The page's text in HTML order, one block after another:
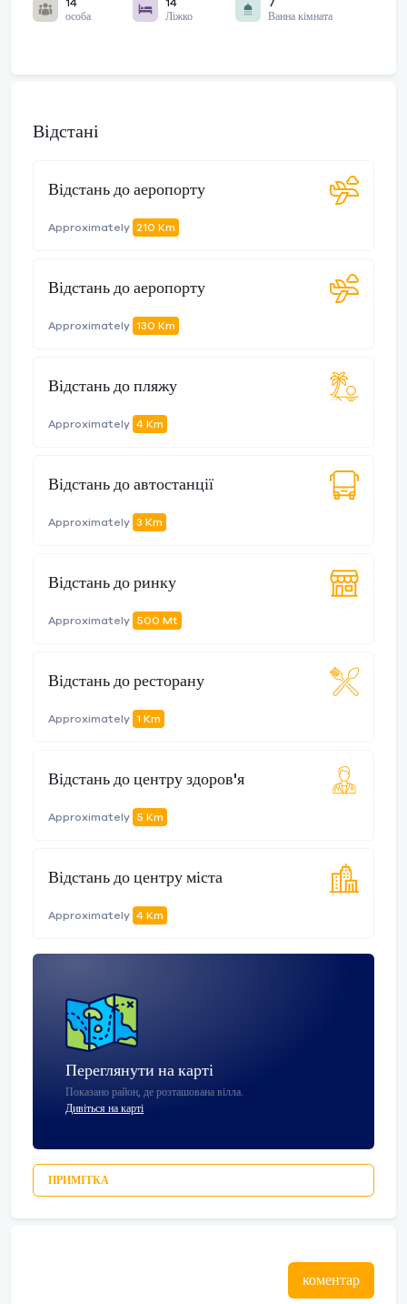
14
особа
14
Ліжко
7
Ванна кімната
Відстані
Відстань до аеропорту
Approximately 210 Km
Відстань до аеропорту
Approximately 130 Km
Відстань до пляжу
Approximately 4 Km
Відстань до автостанції
Approximately 3 Km
Відстань до ринку
Approximately 500 Mt
Відстань до ресторану
Approximately 1 Km
Відстань до центру здоров'я
Approximately 5 Km
Відстань до центру міста
Approximately 4 Km
Переглянути на карті
Показано район, де розташована вілла.
Дивіться на карті
ПРИМІТКА
коментар